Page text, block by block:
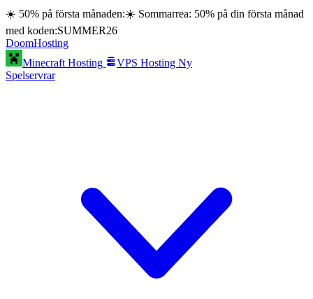
☀️ 50% på första månaden:☀️ Sommarrea: 50% på din första månad
med koden:SUMMER26
DoomHosting
Minecraft Hosting
VPS Hosting Ny
Spelservrar